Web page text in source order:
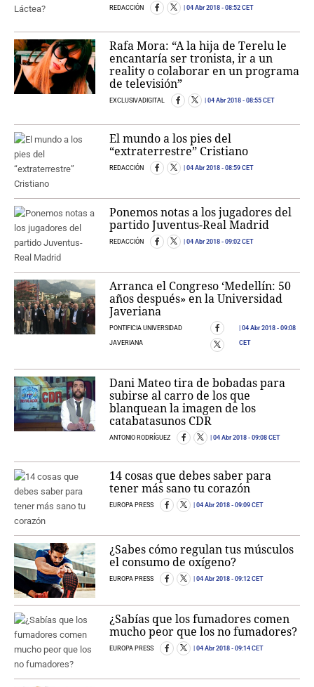
REDACCIÓN 04 Abr 2018 - 08:52 CET
Rafa Mora: “A la hija de Terelu le
encantaría ser tronista, ir a un
reality o colaborar en un programa
de televisión”
EXCLUSIVADIGITAL 04 Abr 2018 - 08:55 CET
El mundo a los pies del
“extraterrestre” Cristiano
REDACCIÓN 04 Abr 2018 - 08:59 CET
Ponemos notas a los jugadores del
partido Juventus-Real Madrid
REDACCIÓN 04 Abr 2018 - 09:02 CET
Arranca el Congreso ‘Medellín: 50
años después» en la Universidad
Javeriana
PONTIFICIA UNIVERSIDAD
JAVERIANA
04 Abr 2018- 09:08
CET
Dani Mateo tira de bobadas para
subirse al carro de los que
blanquean la imagen de los
catabatasunos CDR
ANTONIO RODRÍGUEZ 04 Abr 2018 - 09:08 CET
14 cosas que debes saber para
tener más sano tu corazón
EUROPA PRESS 04 Abr 2018 - 09:09 CET
¿Sabes cómo regulan tus músculos
el consumo de oxígeno?
EUROPA PRESS 04 Abr 2018 - 09:12 CET
¿Sabías que los fumadores comen
mucho peor que los no fumadores?
EUROPA PRESS 04 Abr 2018 - 09:14 CET